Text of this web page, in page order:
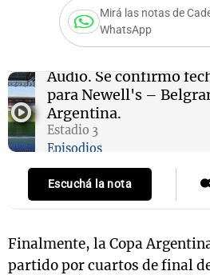
Mirá las notas de
WhatsApp
Audio. Se confirmó
para Newell's –
Argentina.
Estadio 3
Episodios
Escuchá la nota
Finalmente, la Copa
partido por cuartos de final
Notas
Mundial 2026